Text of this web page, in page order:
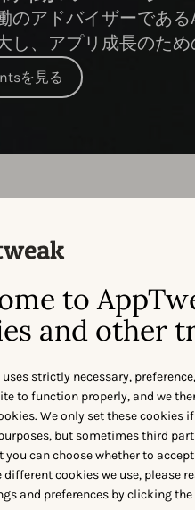
to
and other
uses strictly necessary,
to function properly, and we
We only set these cookies
but sometimes third
you can choose whether to
cookies we use, please
and preferences by clicking
のアドバイザーであ
し、アプリ成長のた
を見る
機
ーム。AIがあなたのアプリ
りにどの競合が表示される